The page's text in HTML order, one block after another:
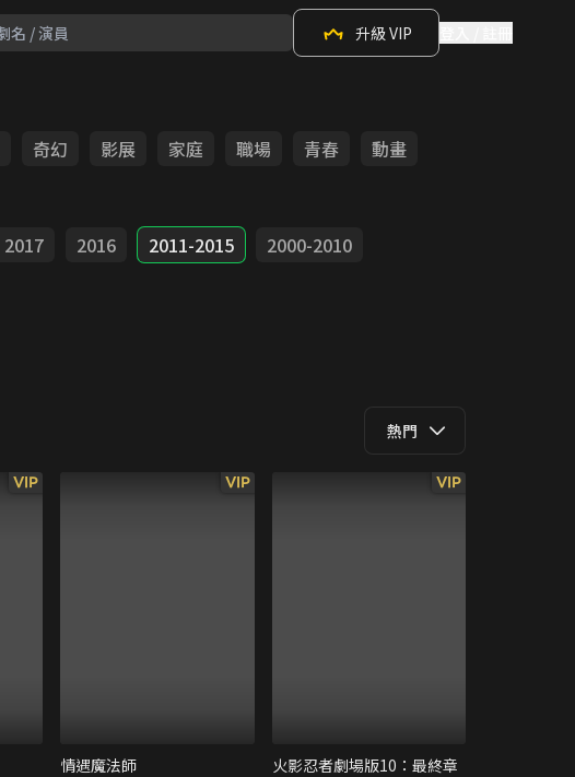
升級 VIP
奇幻 影展 家庭 職場 青春
動畫
2017 2016 2011-2015
2000-2010
熱門
VIP VIP
情遇魔法師
VIP
火影忍者劇場版10：最終章